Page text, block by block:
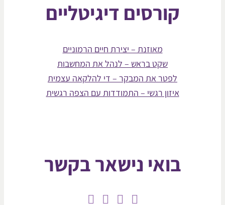
קורסים דיגיטליים
מאוזנת – יצירת חיים הרמוניים
שקט בראש – לנהל את המחשבות
לפטר את המבקר – די להלקאה עצמית
איזון רגשי – התמודדות עם הצפה רגשית
בואי נישאר בקשר